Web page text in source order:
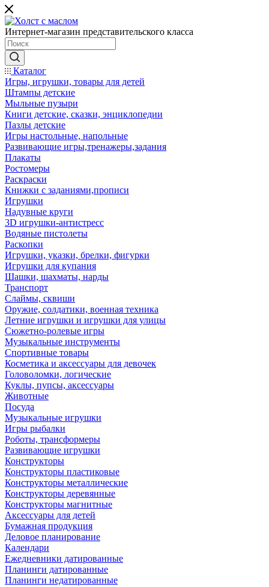
Интернет-магазин представительского класса
Каталог
Игры, игрушки, товары для детей
Штампы детские
Мыльные пузыри
Книги детские, сказки, энциклопедии
Пазлы детские
Игры настольные, напольные
Развивающие игры,тренажеры,задания
Плакаты
Ростомеры
Раскраски
Книжки с заданиями,прописи
Игрушки
Надувные круги
3D игрушки-антистресс
Водяные пистолеты
Раскопки
Игрушки, указки, брелки, фигурки
Игрушки для купания
Шашки, шахматы, нарды
Транспорт
Слаймы, сквиши
Оружие, солдатики, военная техника
Летние игрушки и игрушки для улицы
Сюжетно-ролевые игры
Музыкальные инструменты
Спортивные товары
Косметика и аксессуары для девочек
Головоломки, логические
Куклы, пупсы, аксессуары
Животные
Посуда
Музыкальные игрушки
Игры рыбалки
Роботы, трансформеры
Развивающие игрушки
Конструкторы
Конструкторы пластиковые
Конструкторы металлические
Конструкторы деревянные
Конструкторы магнитные
Аксессуары для детей
Бумажная продукция
Деловое планирование
Календари
Ежедневники датированные
Планинги датированные
Планинги недатированные